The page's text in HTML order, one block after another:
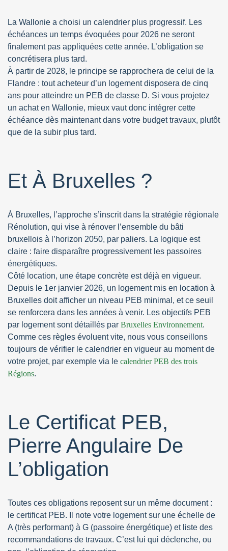
La Wallonie a choisi un calendrier plus progressif. Les
échéances un temps évoquées pour 2026 ne seront
finalement pas appliquées cette année. L’obligation se
concrétisera plus tard.
À partir de 2028, le principe se rapprochera de celui de la
Flandre : tout acheteur d’un logement disposera de cinq
ans pour atteindre un PEB de classe D. Si vous projetez
un achat en Wallonie, mieux vaut donc intégrer cette
échéance dès maintenant dans votre budget travaux, plutôt
que de la subir plus tard.
Et À Bruxelles ?
À Bruxelles, l’approche s’inscrit dans la stratégie régionale
Rénolution, qui vise à rénover l’ensemble du bâti
bruxellois à l’horizon 2050, par paliers. La logique est
claire : faire disparaître progressivement les passoires
énergétiques.
Côté location, une étape concrète est déjà en vigueur.
Depuis le 1er janvier 2026, un logement mis en location à
Bruxelles doit afficher un niveau PEB minimal, et ce seuil
se renforcera dans les années à venir. Les objectifs PEB
par logement sont détaillés par Bruxelles Environnement.
Comme ces règles évoluent vite, nous vous conseillons
toujours de vérifier le calendrier en vigueur au moment de
votre projet, par exemple via le calendrier PEB des trois
Régions.
Le Certificat PEB,
Pierre Angulaire De
L’obligation
Toutes ces obligations reposent sur un même document :
le certificat PEB. Il note votre logement sur une échelle de
A (très performant) à G (passoire énergétique) et liste des
recommandations de travaux. C’est lui qui déclenche, ou